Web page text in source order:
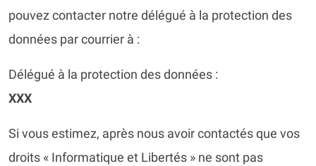
pouvez contacter notre délégué à la protection des
données par courrier à :
Délégué à la protection des données :
XXX
Si vous estimez, après nous avoir contactés que vos
droits « Informatique et Libertés » ne sont pas